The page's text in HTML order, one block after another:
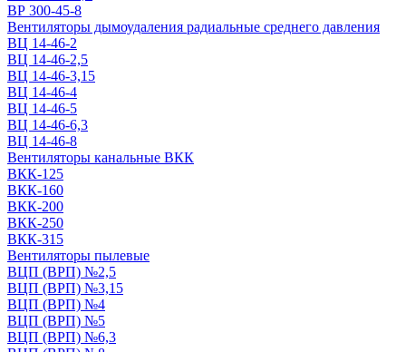
ВР 300-45-8
Вентиляторы дымоудаления радиальные среднего давления
ВЦ 14-46-2
ВЦ 14-46-2,5
ВЦ 14-46-3,15
ВЦ 14-46-4
ВЦ 14-46-5
ВЦ 14-46-6,3
ВЦ 14-46-8
Вентиляторы канальные ВКК
ВКК-125
ВКК-160
ВКК-200
ВКК-250
ВКК-315
Вентиляторы пылевые
ВЦП (ВРП) №2,5
ВЦП (ВРП) №3,15
ВЦП (ВРП) №4
ВЦП (ВРП) №5
ВЦП (ВРП) №6,3